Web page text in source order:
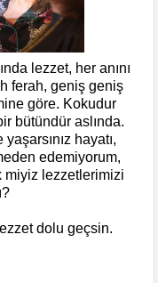
lezzet, her anını
ferah, geniş geniş
göre. Kokudur
bütündür aslında.
hayatı,
edemiyorum,
miyiz lezzetlerimizi
dolu geçsin.